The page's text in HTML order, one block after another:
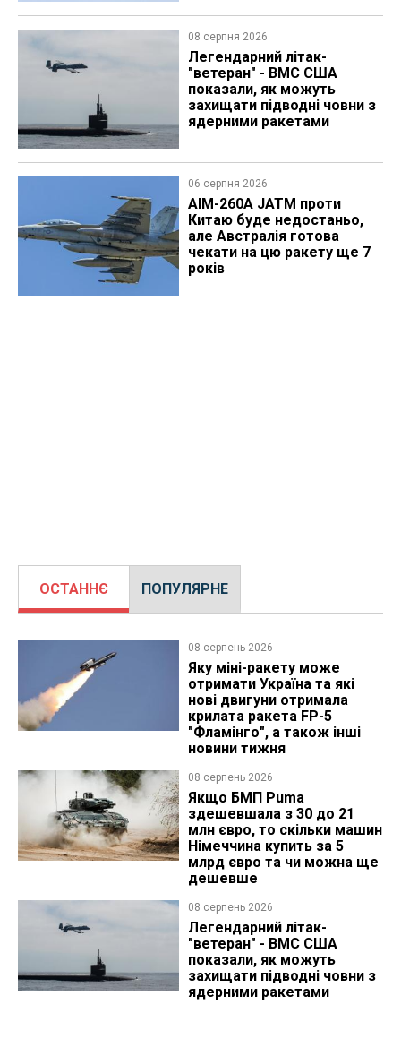
08 серпня 2026
Легендарний літак-
"ветеран" - ВМС США
показали, як можуть
захищати підводні човни з
ядерними ракетами
06 серпня 2026
AIM-260A JATM проти
Китаю буде недостаньо,
але Австралія готова
чекати на цю ракету ще 7
років
ОСТАННЄ ПОПУЛЯРНЕ
08 серпень 2026
Яку міні-ракету може
отримати Україна та які
нові двигуни отримала
крилата ракета FP-5
"Фламінго", а також інші
новини тижня
08 серпень 2026
Якщо БМП Puma
здешевшала з 30 до 21
млн євро, то скільки машин
Німеччина купить за 5
млрд євро та чи можна ще
дешевше
08 серпень 2026
Легендарний літак-
"ветеран" - ВМС США
показали, як можуть
захищати підводні човни з
ядерними ракетами